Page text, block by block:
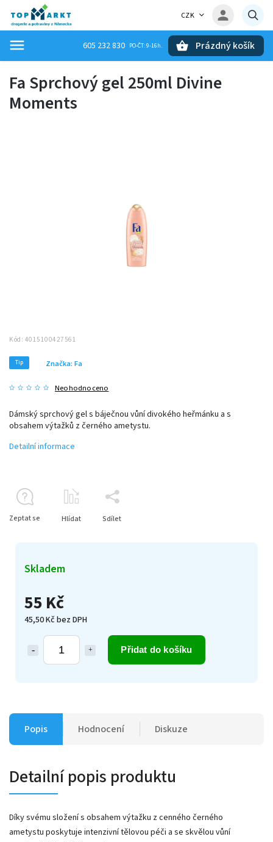
CZK
605 232 830 Prázdný košík
Fa Sprchový gel 250ml Divine
Moments
Kód: 4015100427561
Tip
Neohodnoceno
Značka: Fa
55 Kč
45,50 Kč bez DPH
Přidat do košíku
Skladem
Dámský sprchový gel s báječnou vůní divokého heřmánku a s
obsahem výtažků z černého ametystu.
Detailní informace
Zeptat se Hlídat Sdílet
Popis Hodnocení Diskuze
Detailní popis produktu
Díky svému složení s obsahem výtažku z cenného černého
ametystu poskytuje intenzivní tělovou péči a se skvělou vůní